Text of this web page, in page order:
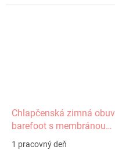
Chlapčenská zimná obuv
barefoot s membránou
Daryk Khaki Protetika
1 pracovný deň